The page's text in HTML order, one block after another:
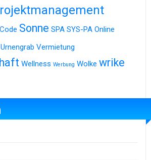
Sonne SPA SYS-PA Online
Urnengrab Vermietung
Wellness Werbung Wolke wrike